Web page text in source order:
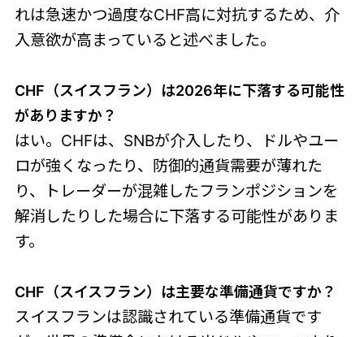
れは急速かつ過度なCHF高に対抗するため、介
入意欲が高まっていると述べました。
CHF（スイスフラン）は2026年に下落する可能性
がありますか？
はい。CHFは、SNBが介入したり、ドルやユー
ロが強くなったり、防御的通貨需要が薄れた
り、トレーダーが混雑したフランポジションを
解消したりした場合に下落する可能性がありま
す。
CHF（スイスフラン）は主要な準備通貨ですか？
スイスフランは認識されている準備通貨です